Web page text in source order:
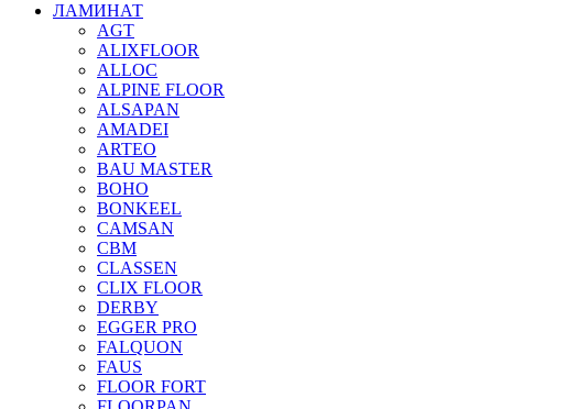
ЛАМИНАТ
AGT
ALIXFLOOR
ALLOC
ALPINE FLOOR
ALSAPAN
AMADEI
ARTEO
BAU MASTER
BOHO
BONKEEL
CAMSAN
CBM
CLASSEN
CLIX FLOOR
DERBY
EGGER PRO
FALQUON
FAUS
FLOOR FORT